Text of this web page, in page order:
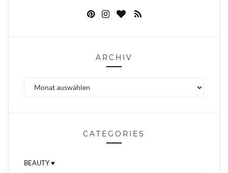
ARCHIV
CATEGORIES
BEAUTY ♥